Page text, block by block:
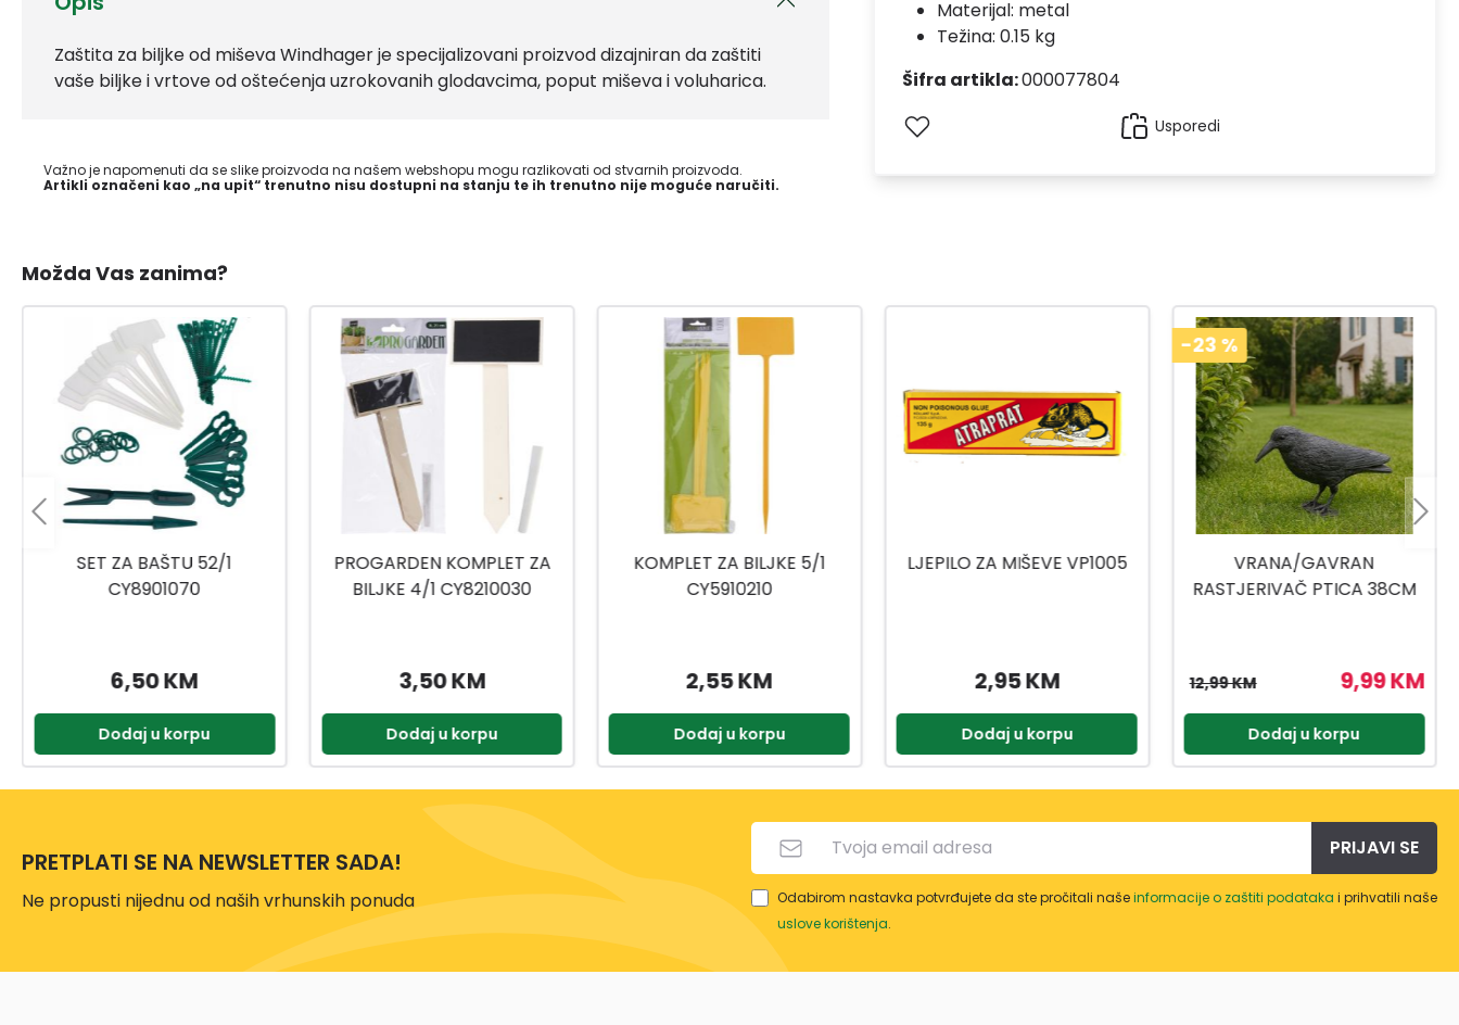
Zaštita za biljke od miševa Windhager je specijalizovani proizvod dizajniran da zaštiti
vaše biljke i vrtove od oštećenja uzrokovanih glodavcima, poput miševa i voluharica.
Važno je napomenuti da se slike proizvoda na našem webshopu mogu razlikovati od stvarnih proizvoda.
Artikli označeni kao „na upit“ trenutno nisu dostupni na stanju te ih trenutno nije moguće naručiti.
Materijal: metal
Težina: 0.15 kg
Šifra artikla:000077804
Usporedi
Možda Vas zanima?
PROGARDEN KOMPLET ZA
BILJKE 4/1 CY8210030
3,50 KM
Dodaj u korpu
KOMPLET ZA BILJKE 5/1
CY5910210
2,55 KM
Dodaj u korpu
LJEPILO ZA MIŠEVE VP1005
2,95 KM
Dodaj u korpu
VRANA/GAVRAN
9,99 KM
Dodaj u korpu
KREVET ZA KUĆNOG
LJUBIMCA VP1140
11,95 KM
Dodaj u korpu
PRETPLATI SE NA NEWSLETTER SADA!
Ne propusti nijednu od naših vrhunskih ponuda
PRIJAVI SE
Odabirom nastavka potvrđujete da ste pročitali našeinformacije o zaštiti podataka i prihvatili naše
uslove korištenja.